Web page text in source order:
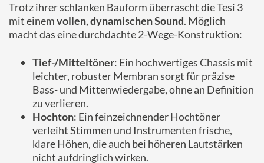
Trotz ihrer schlanken Bauform überrascht die Tesi 3
mit einemvollen, dynamischen Sound. Möglich
macht das eine durchdachte 2-Wege-Konstruktion:
Tief-/Mitteltöner: Ein hochwertiges Chassis mit
leichter, robuster Membran sorgt für präzise
Bass- und Mittenwiedergabe, ohne an Definition
zu verlieren.
Hochton: Ein feinzeichnender Hochtöner
verleiht Stimmen und Instrumenten frische,
klare Höhen, die auch bei höheren Lautstärken
nicht aufdringlich wirken.